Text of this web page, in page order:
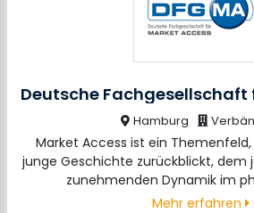
Hamburg
Market Access ist ein
junge Geschichte zurückblickt, dem
zunehmenden Dynamik im
Mehr erfahren